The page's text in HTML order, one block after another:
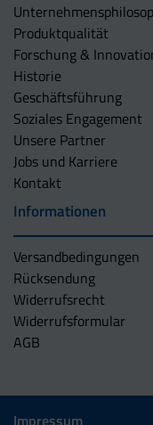
Produktqualität
Forschung &
Historie
Geschäftsführung
Soziales Engagement
Unsere Partner
Jobs und Karriere
Kontakt
Informationen
Versandbedingungen
Rücksendung
Widerrufsrecht
Widerrufsformular
AGB
Impressum